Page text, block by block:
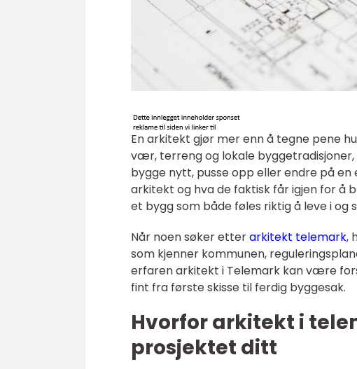
En arkitekt gjør mer enn å tegne pene
vær, terreng og lokale
bygge nytt, pusse opp eller endre på
arkitekt og hva de faktisk får igjen for å
et bygg som både føles riktig å leve i og
Når noen søker etterarkitekt telemark,
som kjenner kommunen,
erfaren arkitekt i Telemark kan være
fint fra første skisse til ferdig byggesak.
Hvorfor arkitekt i
prosjektet ditt